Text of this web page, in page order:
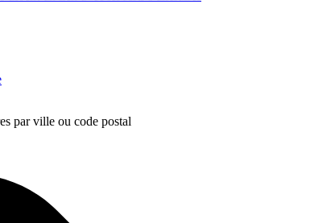
par ville ou code postal